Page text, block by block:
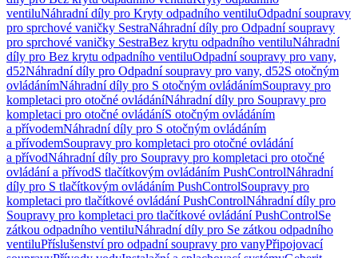
ventiluNáhradní díly pro Kryty odpadního ventiluOdpadní soupravy
pro sprchové vaničky SestraNáhradní díly pro Odpadní soupravy
pro sprchové vaničky SestraBez krytu odpadního ventiluNáhradní
díly pro Bez krytu odpadního ventiluOdpadní soupravy pro vany,
d52Náhradní díly pro Odpadní soupravy pro vany, d52S otočným
ovládánímNáhradní díly pro S otočným ovládánímSoupravy pro
kompletaci pro otočné ovládáníNáhradní díly pro Soupravy pro
kompletaci pro otočné ovládáníS otočným ovládáním
a přívodemNáhradní díly pro S otočným ovládáním
a přívodemSoupravy pro kompletaci pro otočné ovládání
a přívodNáhradní díly pro Soupravy pro kompletaci pro otočné
ovládání a přívodS tlačítkovým ovládáním PushControlNáhradní
díly pro S tlačítkovým ovládáním PushControlSoupravy pro
kompletaci pro tlačítkové ovládání PushControlNáhradní díly pro
Soupravy pro kompletaci pro tlačítkové ovládání PushControlSe
zátkou odpadního ventiluNáhradní díly pro Se zátkou odpadního
ventiluPříslušenství pro odpadní soupravy pro vanyPřipojovací